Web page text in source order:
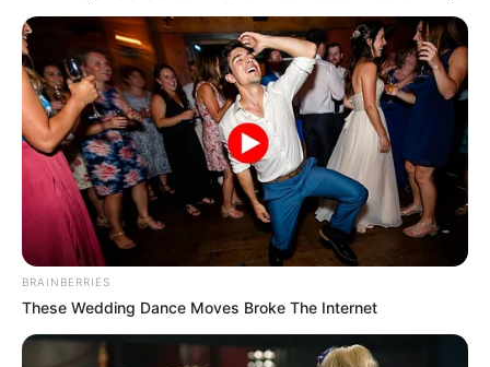
BRAINBERRIES
These Wedding Dance Moves Broke The Internet